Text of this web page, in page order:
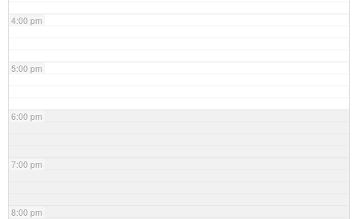
4:00 pm
5:00 pm
6:00 pm
7:00 pm
8:00 pm